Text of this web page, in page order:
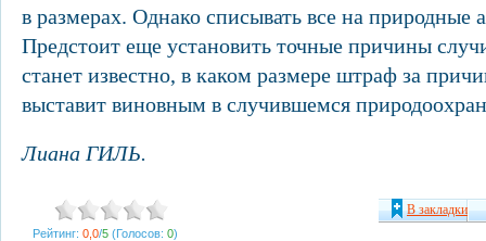
в размерах. Однако списывать все на природные
Предстоит еще установить точные причины
станет известно, в каком размере штраф за
выставит виновным в случившемся
Лиана ГИЛЬ.
Рейтинг: 0,0/5 (Голосов: 0)
В закладки